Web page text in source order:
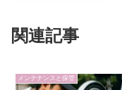
関連記事
メンテナンスと保管